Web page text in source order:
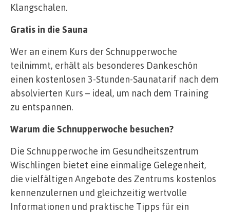
Klangschalen.
Gratis in die Sauna
Wer an einem Kurs der Schnupperwoche
teilnimmt, erhält als besonderes Dankeschön
einen kostenlosen 3-Stunden-Saunatarif nach dem
absolvierten Kurs – ideal, um nach dem Training
zu entspannen.
Warum die Schnupperwoche besuchen?
Die Schnupperwoche im Gesundheitszentrum
Wischlingen bietet eine einmalige Gelegenheit,
die vielfältigen Angebote des Zentrums kostenlos
kennenzulernen und gleichzeitig wertvolle
Informationen und praktische Tipps für ein